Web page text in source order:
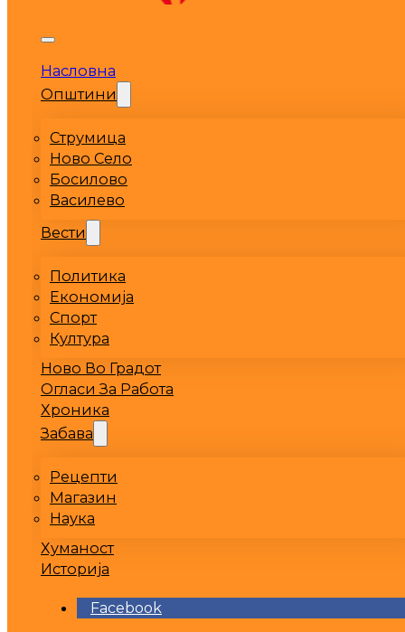
Насловна
Општини
Струмица
Ново Село
Босилово
Василево
Вести
Политика
Економија
Спорт
Култура
Ново Во Градот
Огласи За Работа
Хроника
Забава
Рецепти
Магазин
Наука
Хуманост
Историја
Facebook